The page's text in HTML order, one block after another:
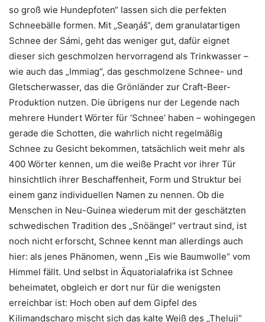
so groß wie Hundepfoten“ lassen sich die perfekten
Schneebälle formen. Mit „Seaŋáš“, dem granulatartigen
Schnee der Sámi, geht das weniger gut, dafür eignet
dieser sich geschmolzen hervorragend als Trinkwasser –
wie auch das „Immiag“, das geschmolzene Schnee- und
Gletscherwasser, das die Grönländer zur Craft-Beer-
Produktion nutzen. Die übrigens nur der Legende nach
mehrere Hundert Wörter für ‘Schnee‘ haben – wohingegen
gerade die Schotten, die wahrlich nicht regelmäßig
Schnee zu Gesicht bekommen, tatsächlich weit mehr als
400 Wörter kennen, um die weiße Pracht vor ihrer Tür
hinsichtlich ihrer Beschaffenheit, Form und Struktur bei
einem ganz individuellen Namen zu nennen. Ob die
Menschen in Neu-Guinea wiederum mit der geschätzten
schwedischen Tradition des „Snöängel“ vertraut sind, ist
noch nicht erforscht, Schnee kennt man allerdings auch
hier: als jenes Phänomen, wenn „Eis wie Baumwolle“ vom
Himmel fällt. Und selbst in Äquatorialafrika ist Schnee
beheimatet, obgleich er dort nur für die wenigsten
erreichbar ist: Hoch oben auf dem Gipfel des
Kilimandscharo mischt sich das kalte Weiß des „Theluji“